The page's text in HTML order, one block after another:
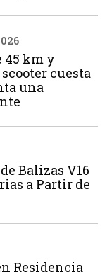
45 km y
cuesta
una
Balizas V16
a Partir de
Residencia